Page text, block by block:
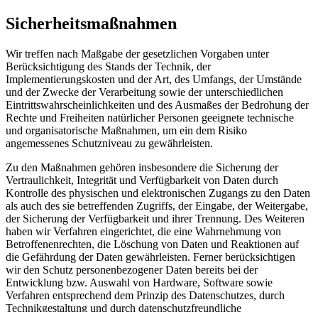
Sicherheitsmaßnahmen
Wir treffen nach Maßgabe der gesetzlichen Vorgaben unter
Berücksichtigung des Stands der Technik, der
Implementierungskosten und der Art, des Umfangs, der Umstände
und der Zwecke der Verarbeitung sowie der unterschiedlichen
Eintrittswahrscheinlichkeiten und des Ausmaßes der Bedrohung der
Rechte und Freiheiten natürlicher Personen geeignete technische
und organisatorische Maßnahmen, um ein dem Risiko
angemessenes Schutzniveau zu gewährleisten.
Zu den Maßnahmen gehören insbesondere die Sicherung der
Vertraulichkeit, Integrität und Verfügbarkeit von Daten durch
Kontrolle des physischen und elektronischen Zugangs zu den Daten
als auch des sie betreffenden Zugriffs, der Eingabe, der Weitergabe,
der Sicherung der Verfügbarkeit und ihrer Trennung. Des Weiteren
haben wir Verfahren eingerichtet, die eine Wahrnehmung von
Betroffenenrechten, die Löschung von Daten und Reaktionen auf
die Gefährdung der Daten gewährleisten. Ferner berücksichtigen
wir den Schutz personenbezogener Daten bereits bei der
Entwicklung bzw. Auswahl von Hardware, Software sowie
Verfahren entsprechend dem Prinzip des Datenschutzes, durch
Technikgestaltung und durch datenschutzfreundliche